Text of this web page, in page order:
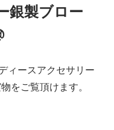
銀製ブロー
ィースアクセサリー
をご覧頂けます。